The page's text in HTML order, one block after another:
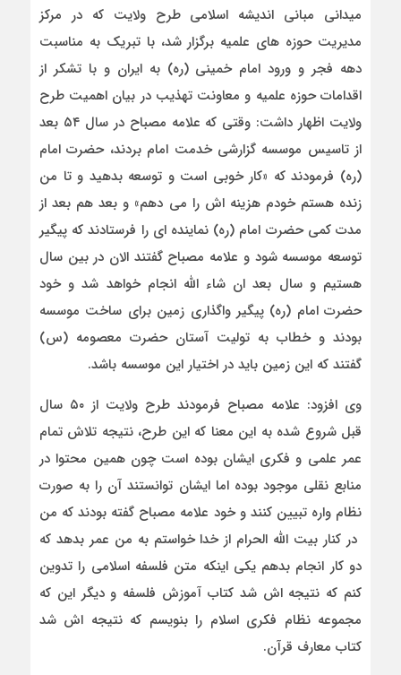
میدانی مبانی اندیشه اسلامی طرح ولایت که در مرکز
مدیریت حوزه های علمیه برگزار شد، با تبریک به مناسبت
دهه فجر و ورود امام خمینی (ره) به ایران و با تشکر از
اقدامات حوزه علمیه و معاونت تهذیب در بیان اهمیت طرح
ولایت اظهار داشت: وقتی که علامه مصباح در سال ۵۴ بعد
از تاسیس موسسه گزارشی خدمت امام بردند، حضرت امام
(ره) فرمودند که «کار خوبی است و توسعه بدهید و تا من
زنده هستم خودم هزینه اش را می دهم» و بعد هم بعد از
مدت کمی حضرت امام (ره) نماینده ای را فرستادند که پیگیر
توسعه موسسه شود و علامه مصباح گفتند الان در بین سال
هستیم و سال بعد ان شاء الله انجام خواهد شد و خود
حضرت امام (ره) پیگیر واگذاری زمین برای ساخت موسسه
بودند و خطاب به تولیت آستان حضرت معصومه (س)
گفتند که این زمین باید در اختیار این موسسه باشد.
وی افزود: علامه مصباح فرمودند طرح ولایت از ۵۰ سال
قبل شروع شده به این معنا که این طرح، نتیجه تلاش تمام
عمر علمی و فکری ایشان بوده است چون همین محتوا در
منابع نقلی موجود بوده اما ایشان توانستند آن را به صورت
نظام واره تبیین کنند و خود علامه مصباح گفته بودند که من
در کنار بیت الله الحرام از خدا خواستم به من عمر بدهد که
دو کار انجام بدهم یکی اینکه متن فلسفه اسلامی را تدوین
کنم که نتیجه اش شد کتاب آموزش فلسفه و دیگر این که
مجموعه نظام فکری اسلام را بنویسم که نتیجه اش شد
کتاب معارف قرآن.